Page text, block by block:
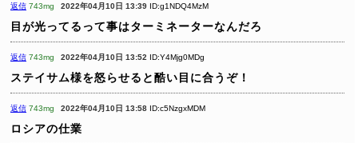
返信 743mg 2022年04月10日 13:39 ID:g1NDQ4MzM
目が光ってるって事はターミネーターなんだろ
返信 743mg 2022年04月10日 13:52 ID:Y4Mjg0MDg
ステイサム様を怒らせると酷い目に合うぞ！
返信 743mg 2022年04月10日 13:58 ID:c5NzgxMDM
ロシアの仕業